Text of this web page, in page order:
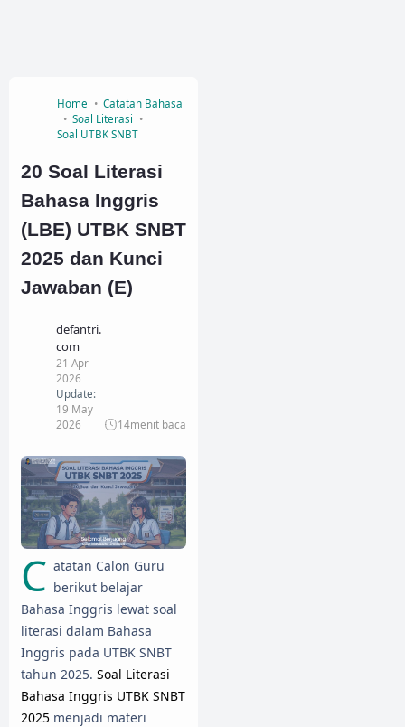
Home
Catatan Bahasa
Soal Literasi
Soal UTBK SNBT
20 Soal Literasi
Bahasa Inggris
(LBE) UTBK SNBT
2025 dan Kunci
Jawaban (E)
defantri.
com
21 Apr
2026
Update:
19 May
2026
14menit baca
C atatan Calon Guru
berikut belajar
Bahasa Inggris lewat soal
literasi dalam Bahasa
Inggris pada UTBK SNBT
tahun 2025. Soal Literasi
Bahasa Inggris UTBK SNBT
2025 menjadi materi